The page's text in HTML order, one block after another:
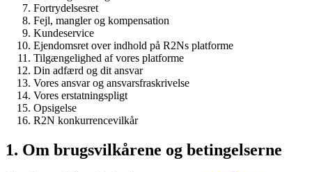
Fortrydelsesret
Fejl, mangler og kompensation
Kundeservice
Ejendomsret over indhold på R2Ns platforme
Tilgængelighed af vores platforme
Din adfærd og dit ansvar
Vores ansvar og ansvarsfraskrivelse
Vores erstatningspligt
Opsigelse
R2N konkurrencevilkår
1. Om brugsvilkårene og betingelserne